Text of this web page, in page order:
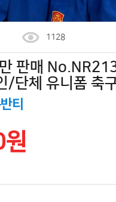
1128
판매
/단체 유니폼 축
티